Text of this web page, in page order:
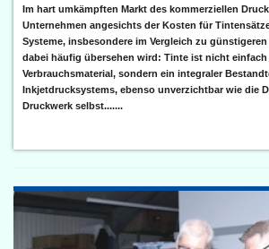
Im hart umkämpften Markt des kommerziellen
Unternehmen angesichts der Kosten für
Systeme, insbesondere im Vergleich zu
dabei häufig übersehen wird: Tinte ist nicht einfach
Verbrauchsmaterial, sondern ein integraler
Inkjetdrucksystems, ebenso unverzichtbar wie die
Druckwerk selbst.......